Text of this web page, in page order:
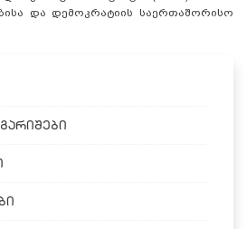
და დემოკრატიის საერთაშორისო